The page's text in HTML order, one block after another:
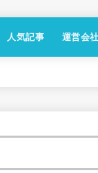
人気記事 運営会社